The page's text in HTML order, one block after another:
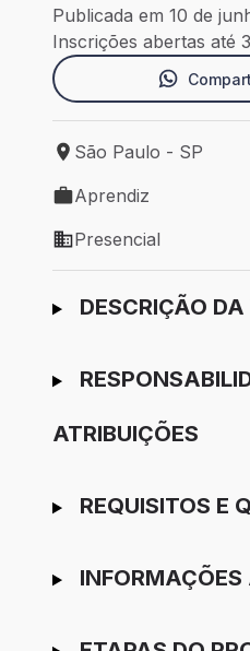
Publicada em 10 de
Inscrições abertas até
Local de trabalho: São
São Paulo - SP
Tipo de vaga: Aprendiz
Aprendiz
Modelo de trabalho:
Presencial
Ir para candidatura
DESCRIÇÃO
ATRIBUIÇÕES
REQUISITOS E